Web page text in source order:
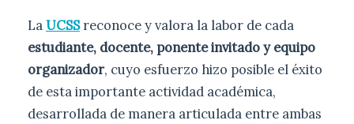
LaUCSSreconoce y valora la labor de cada
estudiante, docente, ponente invitado y equipo
organizador, cuyo esfuerzo hizo posible el éxito
de esta importante actividad académica,
desarrollada de manera articulada entre ambas